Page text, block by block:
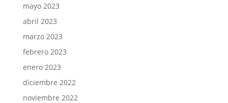
mayo 2023
abril 2023
marzo 2023
febrero 2023
enero 2023
diciembre 2022
noviembre 2022